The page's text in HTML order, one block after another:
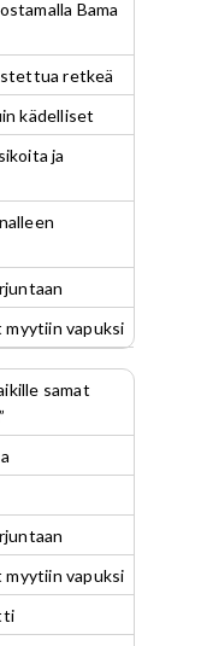
Bama
retkeä
kädelliset
ja
myytiin vapuksi
samat
myytiin vapuksi